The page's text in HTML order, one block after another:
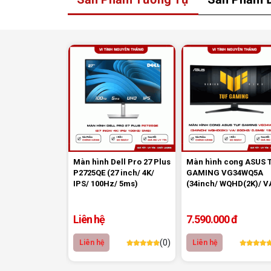
Màn hình QD-OLED Ai Gaming Vision Pro
nghiệp và người dùng yêu cầu khắt khe về
Màn hình Dell Pro 27 Plus
P2725QE (27 inch/ 4K/
IPS/ 100Hz/ 5ms)
Liên hệ
Liên hệ (0)
Màn hình cong ASUS
GAMING VG34WQ5A
(34inch/ WQHD(2K)/
7.590.000 đ
Liên hệ